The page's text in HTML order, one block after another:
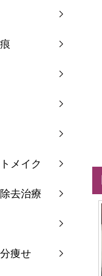
メイク
去治療
痩せ